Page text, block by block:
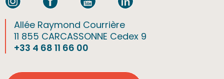
Allée Raymond Courrière
11 855 CARCASSONNE Cedex 9
+33 4 68 11 66 00